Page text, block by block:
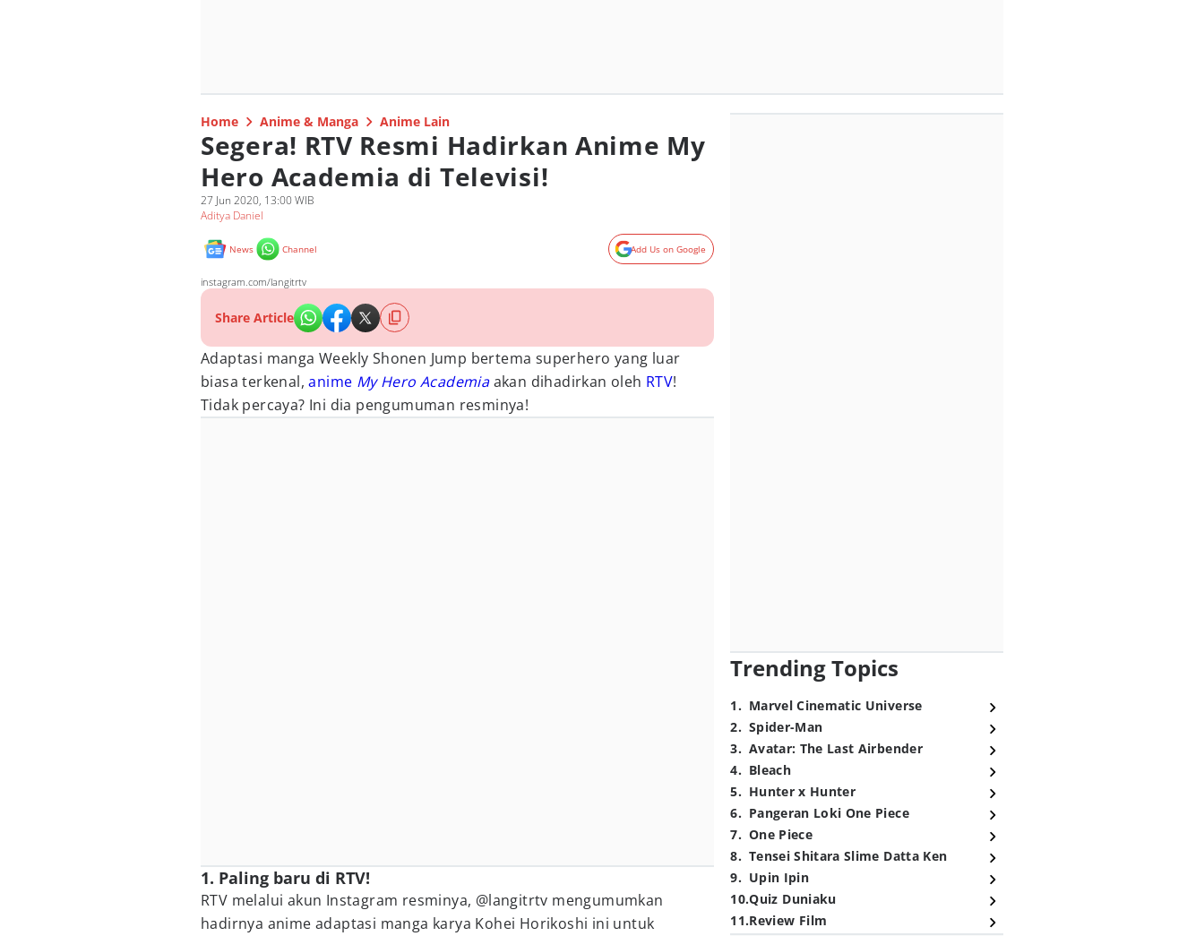
Home Anime & Manga Anime Lain
Segera! RTV Resmi Hadirkan Anime My
Hero Academia di Televisi!
27 Jun 2020, 13:00 WIB
Aditya Daniel
News Channel Add Us on Google
instagram.com/langitrtv
Share Article
Adaptasi manga Weekly Shonen Jump bertema superhero yang luar
biasa terkenal,anime My Hero Academia akan dihadirkan oleh RTV!
Tidak percaya? Ini dia pengumuman resminya!
1. Paling baru di RTV!
RTV melalui akun Instagram resminya, @langitrtv mengumumkan
hadirnya anime adaptasi manga karya Kohei Horikoshi ini untuk
Trending Topics
1. Marvel Cinematic Universe
2. Spider-Man
3. Avatar: The Last Airbender
4. Bleach
5. Hunter x Hunter
6. Pangeran Loki One Piece
7. One Piece
8. Tensei Shitara Slime Datta Ken
9. Upin Ipin
10.Quiz Duniaku
11.Review Film